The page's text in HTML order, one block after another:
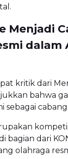
Menjadi
dalam
kritik dari
bahwa
sebagai
bagian dari
olahraga